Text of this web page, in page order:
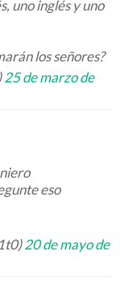
uno inglés y uno
los señores?
25 de marzo de
eso
20 de mayo de